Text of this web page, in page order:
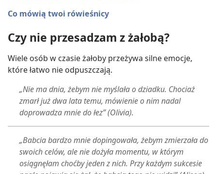
Co mówią twoi rówieśnicy
Czy nie przesadzam z żałobą?
Wiele osób w czasie żałoby przeżywa silne emocje,
które łatwo nie odpuszczają.
„Nie ma dnia, żebym nie myślała o dziadku. Chociaż
zmarł już dwa lata temu, mówienie o nim nadal
doprowadza mnie do łez” (Olivia).
„Babcia bardzo mnie dopingowała, żebym zmierzała do
swoich celów, ale nie dożyła momentu, w którym
osiągnęłam choćby jeden z nich. Przy każdym sukcesie